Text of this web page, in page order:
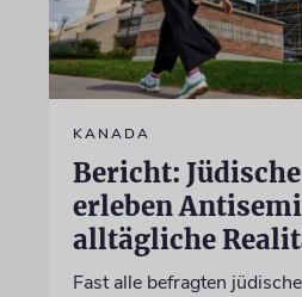
KANADA
Bericht:
erleben
alltägliche
Fast alle befragten